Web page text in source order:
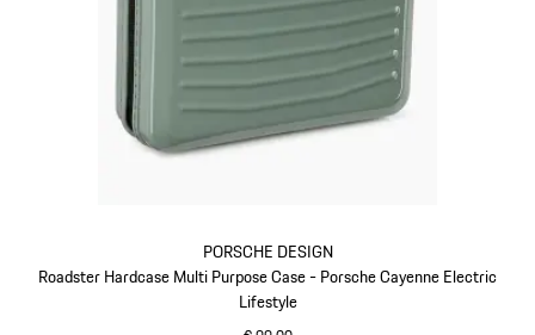
PORSCHE DESIGN
Roadster Hardcase Multi Purpose Case - Porsche Cayenne Electric
Lifestyle